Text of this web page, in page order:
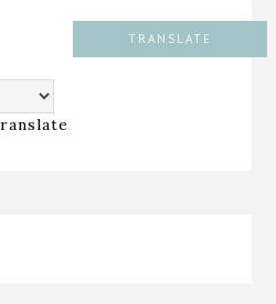
TRANSLATE